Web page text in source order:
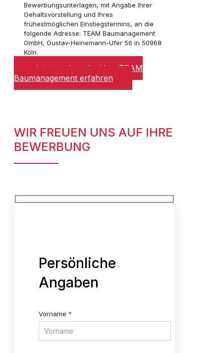
Bewerbungsunterlagen, mit Angabe Ihrer
Gehaltsvorstellung und Ihres
frühestmöglichen Einstiegstermins, an die
folgende Adresse: TEAM Baumanagement
GmbH, Gustav-Heinemann-Ufer 56 in 50968
Köln.
Jetzt noch mehr über TEAM
Baumanagement erfahren
WIR FREUEN UNS AUF IHRE
BEWERBUNG
Persönliche
Angaben
Vorname *